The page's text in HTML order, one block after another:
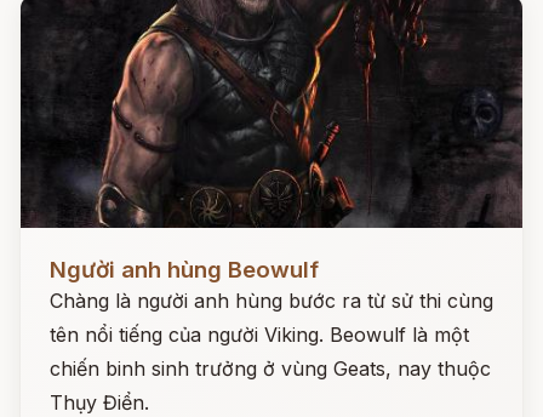
Người anh hùng Beowulf
Chàng là người anh hùng bước ra từ sử thi cùng
tên nổi tiếng của người Viking. Beowulf là một
chiến binh sinh trưởng ở vùng Geats, nay thuộc
Thụy Điển.